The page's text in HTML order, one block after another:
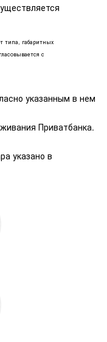
типа, габаритных
с
указанным в нем
Приватбанка.
указано в